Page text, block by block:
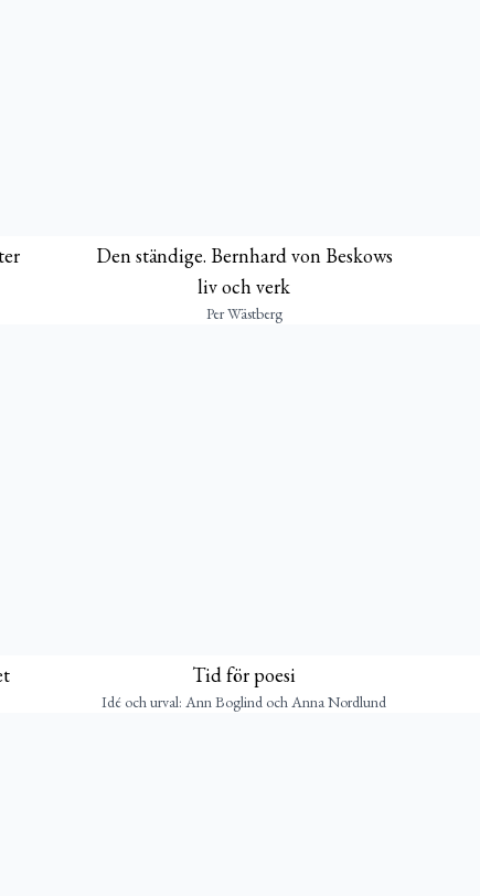
Den ständige. Bernhard von Beskows
liv och verk
Per Wästberg
Tid för poesi
Idé och urval: Ann Boglind och Anna Nordlund